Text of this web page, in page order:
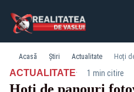
Acasă Știri Actualitate
ACTUALITATE· 1 min citire